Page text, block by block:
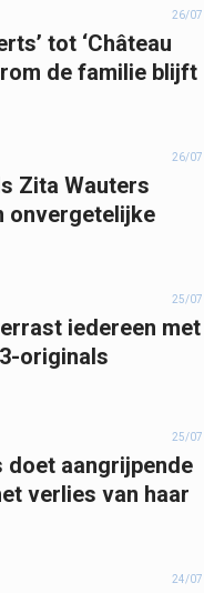
26/07
tot ‘Château
de familie blijft
26/07
Zita Wauters
onvergetelijke
25/07
iedereen met
originals
25/07
doet aangrijpende
verlies van haar
24/07